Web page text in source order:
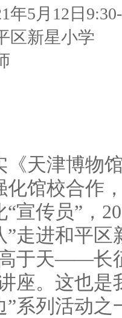
年5月12日
区新星小学
《天津博物
化馆校合作
宣传员”，
”走进和平
于天——长
座。这也
”系列活动